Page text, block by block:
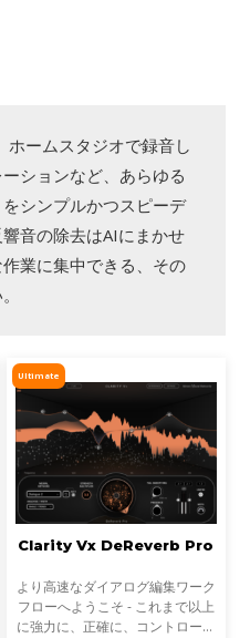
ホームスタジオで録音し
ションなど、あらゆる
シンプルかつスピーデ
音の除去はAIにまかせ
業に集中できる、その
Ultimate
Clarity Vx DeReverb Pro
より高速なダイアログ編集ワーク
フローへようこそ - これまで以上
に強力に、正確に、コントロール